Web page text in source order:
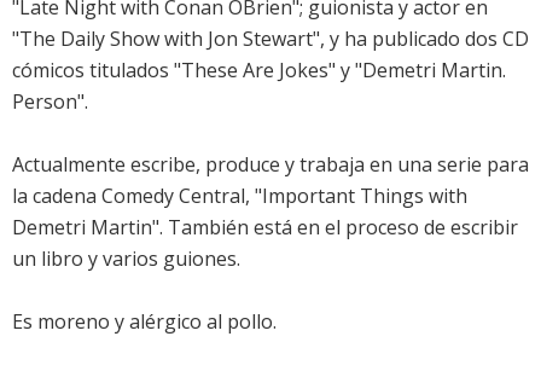
"Late Night with Conan OBrien"; guionista y actor en
"The Daily Show with Jon Stewart", y ha publicado dos CD
cómicos titulados "These Are Jokes" y "Demetri Martin.
Person".
Actualmente escribe, produce y trabaja en una serie para
la cadena Comedy Central, "Important Things with
Demetri Martin". También está en el proceso de escribir
un libro y varios guiones.
Es moreno y alérgico al pollo.